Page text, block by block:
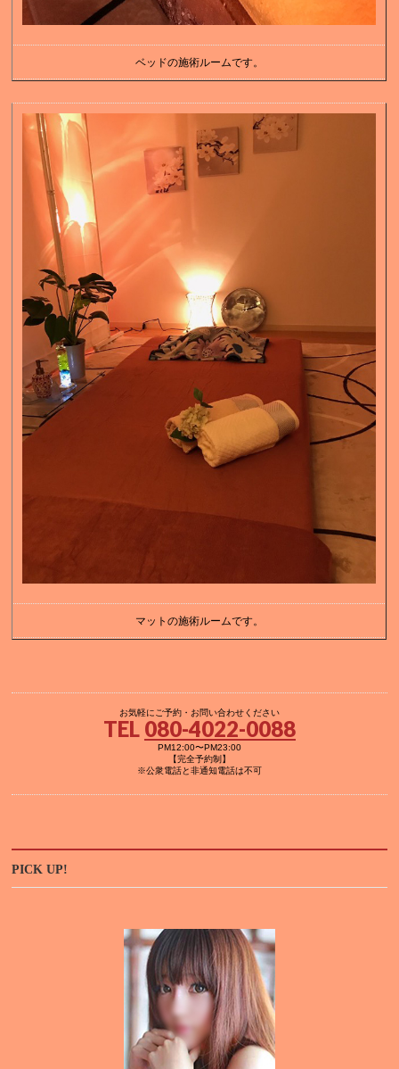
ベッドの施術ルームです。
マットの施術ルームです。
お気軽にご予約・お問い合わせください
TEL 080-4022-0088
PM12:00〜PM23:00
【完全予約制】
※公衆電話と非通知電話は不可
PICK UP!